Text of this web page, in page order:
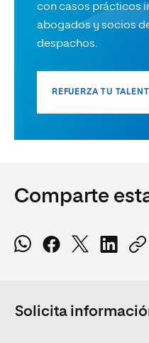
con casos prácticos
abogados y socios
despachos.
REFUERZA TU
Comparte
Solicita